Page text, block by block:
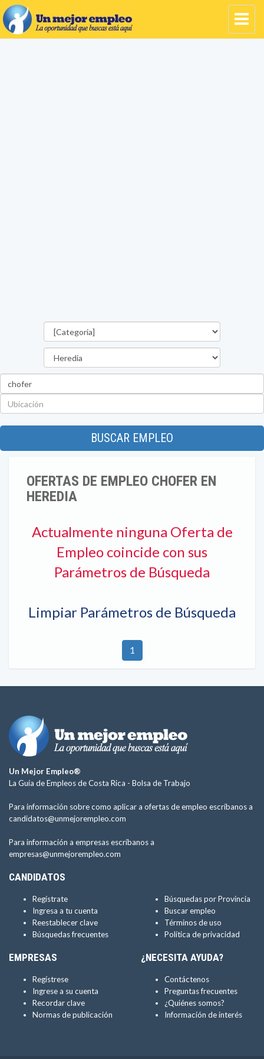
BUSCAR EMPLEO
OFERTAS DE EMPLEO CHOFER EN
HEREDIA
Actualmente ninguna Oferta de
Empleo coincide con sus
Parámetros de Búsqueda
Limpiar Parámetros de Búsqueda
1
Un Mejor Empleo®
La Guía de Empleos de Costa Rica - Bolsa de Trabajo
Para información sobre como aplicar a ofertas de empleo escríbanos a
candidatos@unmejorempleo.com
Para información a empresas escríbanos a
empresas@unmejorempleo.com
CANDIDATOS
Regístrate
Ingresa a tu cuenta
Reestablecer clave
Búsquedas frecuentes
Búsquedas por Provincia
Buscar empleo
Términos de uso
Política de privacidad
EMPRESAS
Regístrese
Ingrese a su cuenta
Recordar clave
Normas de publicación
¿NECESITA AYUDA?
Contáctenos
Preguntas frecuentes
¿Quiénes somos?
Información de interés